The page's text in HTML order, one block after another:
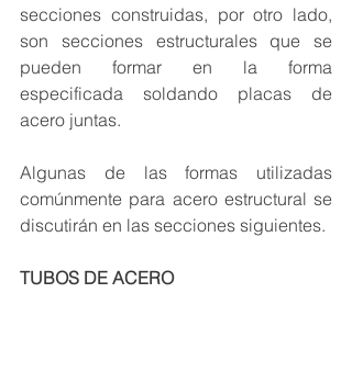
secciones construidas, por otro lado,
son secciones estructurales que se
pueden formar en la forma
especificada soldando placas de
acero juntas.
Algunas de las formas utilizadas
comúnmente para acero estructural se
discutirán en las secciones siguientes.
TUBOS DE ACERO